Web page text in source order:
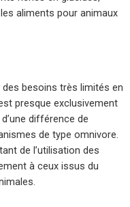
aliments pour animaux
besoins très limités en
presque exclusivement
différence de
de type omnivore.
de l’utilisation des
à ceux issus du